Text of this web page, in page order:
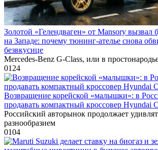
Золотой «Гелендваген» от Mansory вызвал
на Западе: почему тюнинг-ателье снова
безвкусице
Mercedes-Benz G-Class, или в
0124
Возвращение корейской «малышки»: в
продавать компактный кроссовер Hyundai
Российский авторынок продолжает
разнообразием
0104